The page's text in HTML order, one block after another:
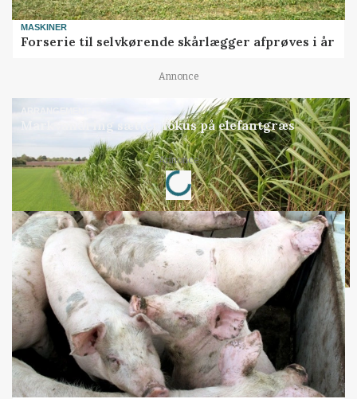
MASKINER
Forserie til selvkørende skårlægger afprøves i år
Annonce
ARRANGEMENT
Markvandring sætter fokus på elefantgræs
Annonce
Loading...